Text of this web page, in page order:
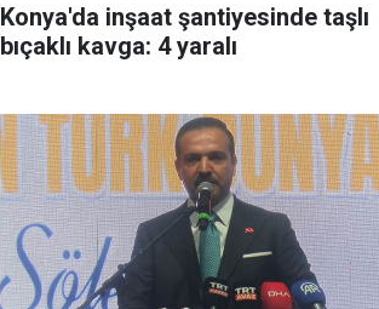
Konya'da inşaat şantiyesinde taşlı
bıçaklı kavga: 4 yaralı